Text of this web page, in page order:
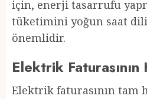
için, enerji tasarrufu
tüketimini yoğun saat
önemlidir.
Elektrik Faturasının
Elektrik faturasının tam